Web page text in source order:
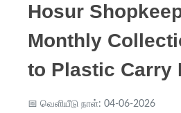
Hosur
Monthly
to Plastic Carry
📅 வெளியீடு நாள்: 04-06-2026